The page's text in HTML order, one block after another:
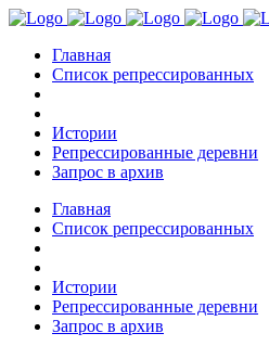
Главная
Список репрессированных
Истории
Репрессированные деревни
Запрос в архив
Главная
Список репрессированных
Истории
Репрессированные деревни
Запрос в архив